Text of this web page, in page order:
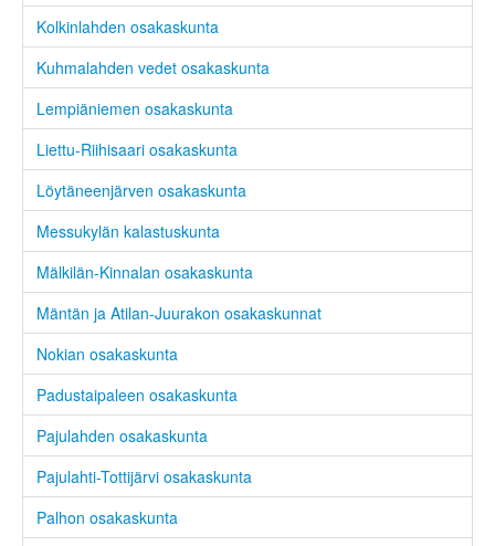
Kolkinlahden osakaskunta
Kuhmalahden vedet osakaskunta
Lempiäniemen osakaskunta
Liettu-Riihisaari osakaskunta
Löytäneenjärven osakaskunta
Messukylän kalastuskunta
Mälkilän-Kinnalan osakaskunta
Mäntän ja Atilan-Juurakon osakaskunnat
Nokian osakaskunta
Padustaipaleen osakaskunta
Pajulahden osakaskunta
Pajulahti-Tottijärvi osakaskunta
Palhon osakaskunta